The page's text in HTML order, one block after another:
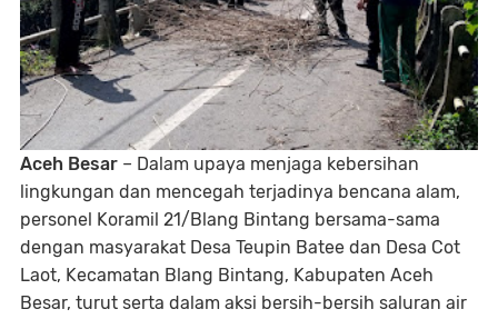
Aceh Besar – Dalam upaya menjaga kebersihan
lingkungan dan mencegah terjadinya bencana alam,
personel Koramil 21/Blang Bintang bersama-sama
dengan masyarakat Desa Teupin Batee dan Desa Cot
Laot, Kecamatan Blang Bintang, Kabupaten Aceh
Besar, turut serta dalam aksi bersih-bersih saluran air